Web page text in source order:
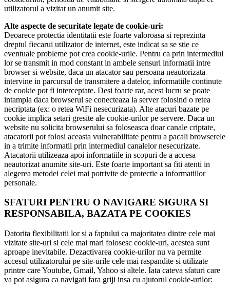
utilizatorul a vizitat un anumit site.
Alte aspecte de securitate legate de cookie-uri:
Deoarece protectia identitatii este foarte valoroasa si reprezinta
dreptul fiecarui utilizator de internet, este indicat sa se stie ce
eventuale probleme pot crea cookie-urile. Pentru ca prin intermediul
lor se transmit in mod constant in ambele sensuri informatii intre
browser si website, daca un atacator sau persoana neautorizata
intervine in parcursul de transmitere a datelor, informatiile continute
de cookie pot fi interceptate. Desi foarte rar, acest lucru se poate
intampla daca browserul se conecteaza la server folosind o retea
necriptata (ex: o retea WiFi nesecurizata). Alte atacuri bazate pe
cookie implica setari gresite ale cookie-urilor pe servere. Daca un
website nu solicita browserului sa foloseasca doar canale criptate,
atacatorii pot folosi aceasta vulnerabilitate pentru a pacali browserele
in a trimite informatii prin intermediul canalelor nesecurizate.
Atacatorii utilizeaza apoi informatiile in scopuri de a accesa
neautorizat anumite site-uri. Este foarte important sa fiti atenti in
alegerea metodei celei mai potrivite de protectie a informatiilor
personale.
SFATURI PENTRU O NAVIGARE SIGURA SI
RESPONSABILA, BAZATA PE COOKIES
Datorita flexibilitatii lor si a faptului ca majoritatea dintre cele mai
vizitate site-uri si cele mai mari folosesc cookie-uri, acestea sunt
aproape inevitabile. Dezactivarea cookie-urilor nu va permite
accesul utilizatorului pe site-urile cele mai raspandite si utilizate
printre care Youtube, Gmail, Yahoo si altele. Iata cateva sfaturi care
va pot asigura ca navigati fara griji insa cu ajutorul cookie-urilor: